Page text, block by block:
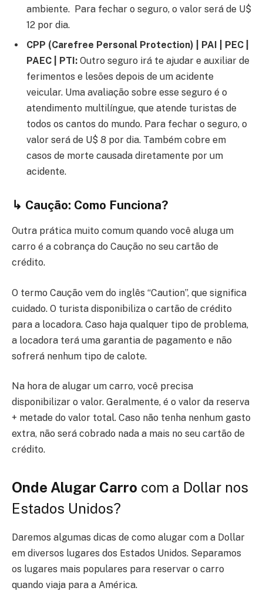
ambiente. Para fechar o seguro, o valor será de U$
12 por dia.
CPP (Carefree Personal Protection) | PAI | PEC |
PAEC | PTI: Outro seguro irá te ajudar e auxiliar de
ferimentos e lesões depois de um acidente
veicular. Uma avaliação sobre esse seguro é o
atendimento multilíngue, que atende turistas de
todos os cantos do mundo. Para fechar o seguro, o
valor será de U$ 8 por dia. Também cobre em
casos de morte causada diretamente por um
acidente.
↳ Caução: Como Funciona?
Outra prática muito comum quando você aluga um
carro é a cobrança do Caução no seu cartão de
crédito.
O termo Caução vem do inglês “Caution”, que significa
cuidado. O turista disponibiliza o cartão de crédito
para a locadora. Caso haja qualquer tipo de problema,
a locadora terá uma garantia de pagamento e não
sofrerá nenhum tipo de calote.
Na hora de alugar um carro, você precisa
disponibilizar o valor. Geralmente, é o valor da reserva
+ metade do valor total. Caso não tenha nenhum gasto
extra, não será cobrado nada a mais no seu cartão de
crédito.
Onde Alugar Carro com a Dollar nos
Estados Unidos?
Daremos algumas dicas de como alugar com a Dollar
em diversos lugares dos Estados Unidos. Separamos
os lugares mais populares para reservar o carro
quando viaja para a América.